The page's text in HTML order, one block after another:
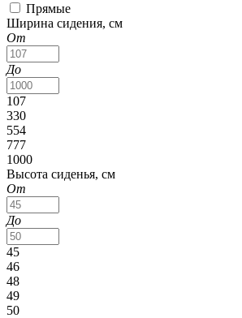
Прямые
Ширина сидения, см
От
До
107
330
554
777
1000
Высота сиденья, см
От
До
45
46
48
49
50